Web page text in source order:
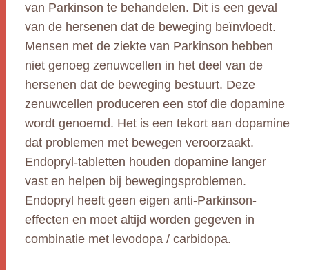
van Parkinson te behandelen. Dit is een geval
van de hersenen dat de beweging beïnvloedt.
Mensen met de ziekte van Parkinson hebben
niet genoeg zenuwcellen in het deel van de
hersenen dat de beweging bestuurt. Deze
zenuwcellen produceren een stof die dopamine
wordt genoemd. Het is een tekort aan dopamine
dat problemen met bewegen veroorzaakt.
Endopryl-tabletten houden dopamine langer
vast en helpen bij bewegingsproblemen.
Endopryl heeft geen eigen anti-Parkinson-
effecten en moet altijd worden gegeven in
combinatie met levodopa / carbidopa.